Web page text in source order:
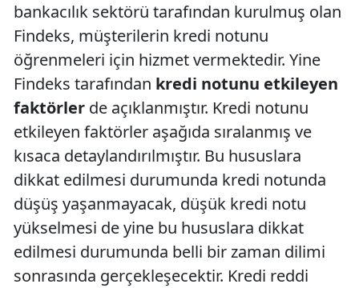
bankacılık sektörü tarafından kurulmuş olan
Findeks, müşterilerin kredi notunu
öğrenmeleri için hizmet vermektedir. Yine
Findeks tarafından kredi notunu etkileyen
faktörler de açıklanmıştır. Kredi notunu
etkileyen faktörler aşağıda sıralanmış ve
kısaca detaylandırılmıştır. Bu hususlara
dikkat edilmesi durumunda kredi notunda
düşüş yaşanmayacak, düşük kredi notu
yükselmesi de yine bu hususlara dikkat
edilmesi durumunda belli bir zaman dilimi
sonrasında gerçekleşecektir. Kredi reddi